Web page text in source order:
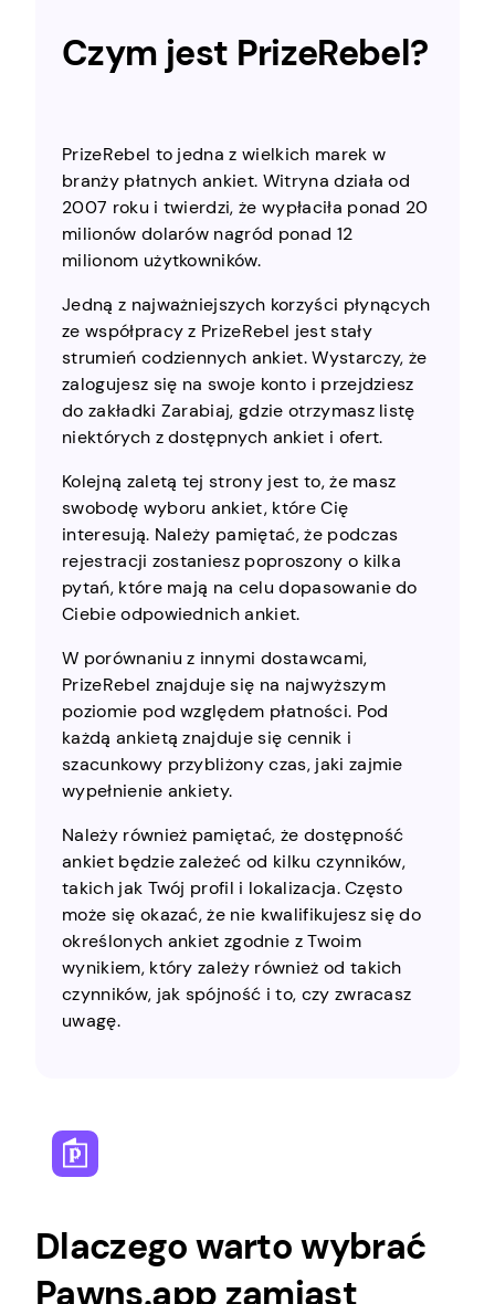
Czym jest PrizeRebel?
PrizeRebel to jedna z wielkich marek w
branży płatnych ankiet. Witryna działa od
2007 roku i twierdzi, że wypłaciła ponad 20
milionów dolarów nagród ponad 12
milionom użytkowników.
Jedną z najważniejszych korzyści płynących
ze współpracy z PrizeRebel jest stały
strumień codziennych ankiet. Wystarczy, że
zalogujesz się na swoje konto i przejdziesz
do zakładki Zarabiaj, gdzie otrzymasz listę
niektórych z dostępnych ankiet i ofert.
Kolejną zaletą tej strony jest to, że masz
swobodę wyboru ankiet, które Cię
interesują. Należy pamiętać, że podczas
rejestracji zostaniesz poproszony o kilka
pytań, które mają na celu dopasowanie do
Ciebie odpowiednich ankiet.
W porównaniu z innymi dostawcami,
PrizeRebel znajduje się na najwyższym
poziomie pod względem płatności. Pod
każdą ankietą znajduje się cennik i
szacunkowy przybliżony czas, jaki zajmie
wypełnienie ankiety.
Należy również pamiętać, że dostępność
ankiet będzie zależeć od kilku czynników,
takich jak Twój profil i lokalizacja. Często
może się okazać, że nie kwalifikujesz się do
określonych ankiet zgodnie z Twoim
wynikiem, który zależy również od takich
czynników, jak spójność i to, czy zwracasz
uwagę.
Dlaczego warto wybrać
Pawns.app zamiast